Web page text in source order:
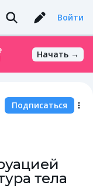
Войти
Начать →
Подписаться
тела